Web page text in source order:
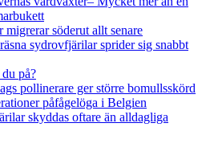
migrerar söderut allt senare
sydrovfjärilar sprider sig snabbt
på?
pollinerare ger större bomullsskörd
påfågelöga i Belgien
skyddas oftare än alldagliga